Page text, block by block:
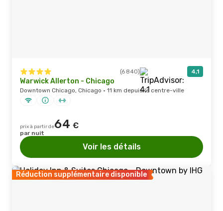
(6 840) 4,1
Warwick Allerton - Chicago
Downtown Chicago, Chicago · 11 km depuis le centre-ville
prix à partir de64 €
par nuit
Voir les détails
Réduction supplémentaire disponible